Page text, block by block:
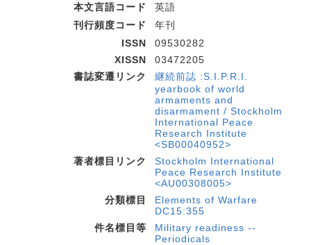
本文言語コード
英語
刊行頻度コード
年刊
ISSN
09530282
XISSN
03472205
書誌変遷リンク
継続前誌 :S.I.P.R.I.
yearbook of world
armaments and
disarmament / Stockholm
International Peace
Research Institute
<SB00040952>
著者標目リンク
Stockholm International
Peace Research Institute
<AU00308005>
分類標目
Elements of Warfare
DC15:355
件名標目等
Military readiness --
Periodicals